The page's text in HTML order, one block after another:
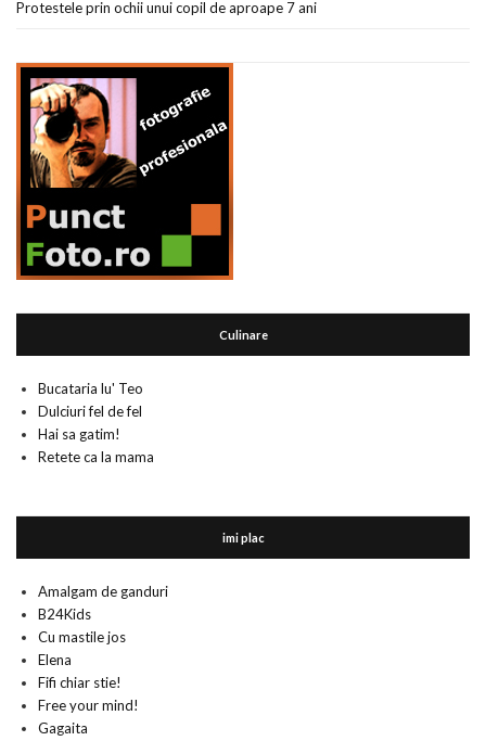
Protestele prin ochii unui copil de aproape 7 ani
Culinare
Bucataria lu' Teo
Dulciuri fel de fel
Hai sa gatim!
Retete ca la mama
imi plac
Amalgam de ganduri
B24Kids
Cu mastile jos
Elena
Fifi chiar stie!
Free your mind!
Gagaita